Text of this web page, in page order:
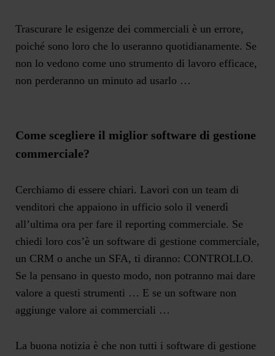
Trascurare le esigenze dei commerciali è un errore,
poiché sono loro che lo useranno quotidianamente. Se
non lo vedono come uno strumento di lavoro efficace,
non perderanno un minuto ad usarlo …
Come scegliere il miglior software di gestione
commerciale?
Cerchiamo di essere chiari. Lavori con un team di
venditori che appaiono in ufficio solo il venerdì
all’ultima ora per fare il reporting commerciale. Se
chiedi loro cos’è un software di gestione commerciale,
un CRM o anche un SFA, ti diranno: CONTROLLO.
Se la pensano in questo modo, non potranno mai dare
valore a questi strumenti … E se un software non
aggiunge valore ai commerciali …
La buona notizia è che non tutti i software di gestione